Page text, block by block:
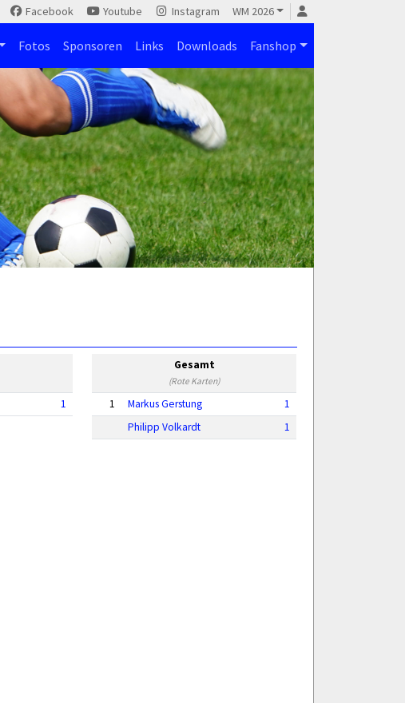
Facebook Youtube Instagram WM 2026
Fotos Sponsoren Links Downloads Fanshop
1
Gesamt
(Rote Karten)
1 Markus Gerstung
1
Philipp Volkardt
1